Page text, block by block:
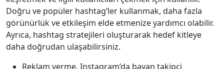
Doğru ve popüler hashtag’ler kullanmak, daha fazla
görünürlük ve etkileşim elde etmenize yardımcı olabilir.
Ayrıca, hashtag stratejileri oluşturarak hedef kitleye
daha doğrudan ulaşabilirsiniz.
Reklam verme, Instagram’da bayan takipçi